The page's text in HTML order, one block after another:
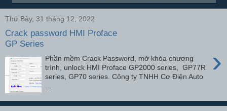
Thứ Bảy, 31 tháng 12, 2022
Crack password HMI Proface
GP Series
›
Phần mềm Crack Password, mở khóa chương
trình, unlock HMI Proface GP2000 series, GP77R
series, GP70 series. Công ty TNHH Cơ Điện Auto